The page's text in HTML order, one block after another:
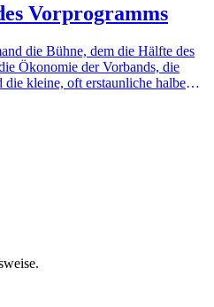
Vorprogramms
die Bühne, dem die Hälfte des
Ökonomie der Vorbands, die
kleine, oft erstaunliche halbe